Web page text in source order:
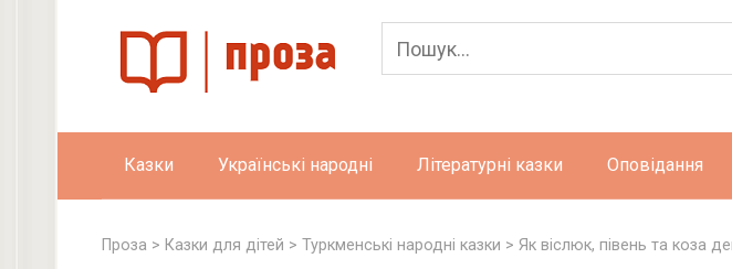
Казки Українські народні Літературні казки Оповідання
Проза > Казки для дітей > Туркменські народні казки > Як віслюк, півень та коза